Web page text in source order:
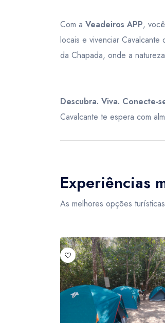
Com a Veadeiros APP,
locais e vivenciar
da Chapada, onde a
Descubra. Viva. Conecte-
Cavalcante te espera com
Experiências
As melhores opções